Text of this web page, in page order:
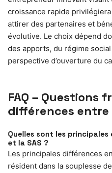
croissance rapide privilégiera
attirer des partenaires et
évolutive. Le choix dépend
des apports, du régime
perspective d’ouverture du
FAQ – Questions
différences entre
Quelles sont les principales
et la SAS ?
Les principales différences
résident dans la souplesse